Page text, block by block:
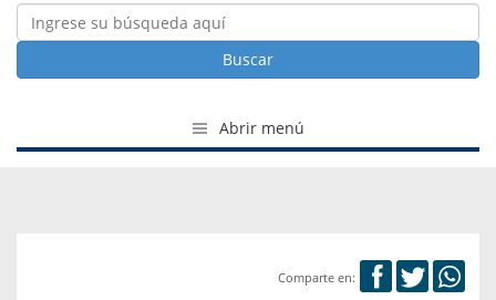
Buscar
Abrir menú
Comparte en: